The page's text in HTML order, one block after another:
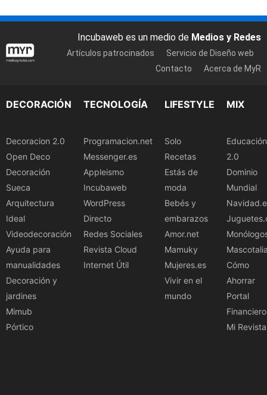
Incubaweb es un medio de Medios y Redes
Artículos patrocinados
Servicio de Diseño web
Contacto
Acerca de MyR
DECORACIÓN
Decoracion 2.0
Open Deco
Decoración
Sueca
Arquitectura
Ideal
Videodecoración
Ayuda para
manualidades
Decoración y
jardines
Mimub
Pórtico
TECNOLOGÍA
Programacion.net
Messenger.es
Appleismo
Incubaweb
WordPress
Directo
Redes Sociales
Revista Cloud
Internet Útil
LIFESTYLE
Solo
Recetas
Estás de
moda
Bebés y
embarazos
Amor.net
Mamuky
Mujeres.es
Vivir en el
mundo
MIX
Educación
2.0
Dominio
Mundial
Cómo
Ahorrar
Portal
Financiero
Mi Revista